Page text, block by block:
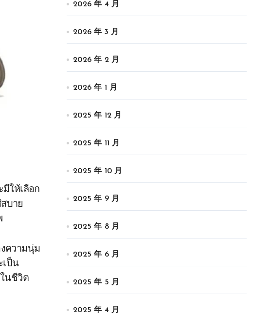
ให้เลือก
บาย
ความนุ่ม
เป็น
นชีวิต
2026 年 4 月
2026 年 3 月
2026 年 2 月
2026 年 1 月
2025 年 12 月
2025 年 11 月
2025 年 10 月
2025 年 9 月
2025 年 8 月
2025 年 6 月
2025 年 5 月
2025 年 4 月